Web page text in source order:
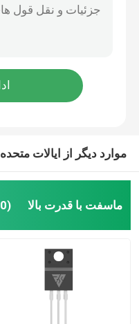
سلیکون کاربید SBD
IGBT با قدرت بالا
دیودهای مانع شاتکی
نیمه هادی با قدرت بالا
موارد دیگر از ایالات متحده
ماسفت با قدرت بالا (50)